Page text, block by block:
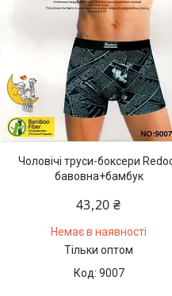
Чоловічі труси-боксери
бавовна+бамбук
43,20 ₴
Немає в наявності
Тільки оптом
9007